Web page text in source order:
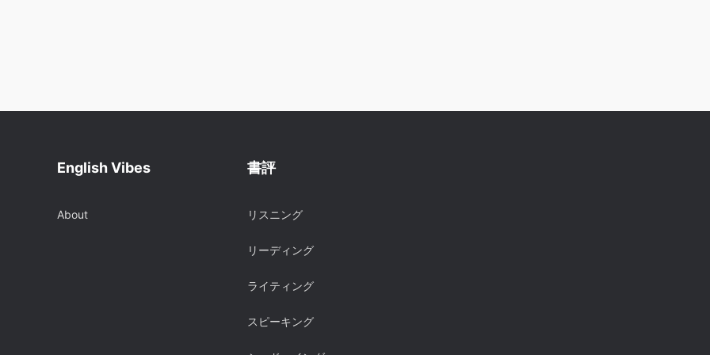
English Vibes
About
書評
リスニング
リーディング
ライティング
スピーキング